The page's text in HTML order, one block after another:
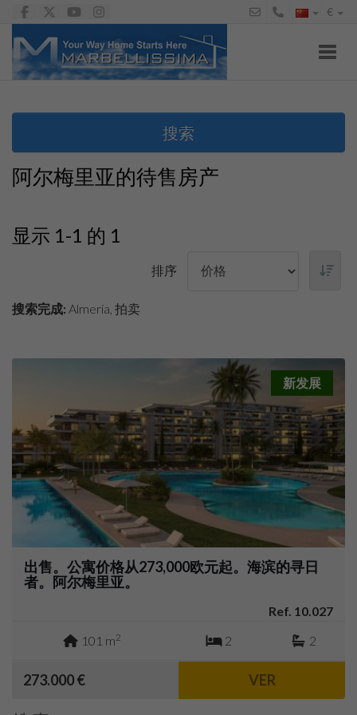
€
搜索
阿尔梅里亚的待售房产
显示 1-1 的 1
排序
搜索完成: Almería, 拍卖
新发展
出售。公寓价格从273,000欧元起。海滨的寻日
者。阿尔梅里亚。
Ref. 10.027
101 m2 2 2
273.000 € VER